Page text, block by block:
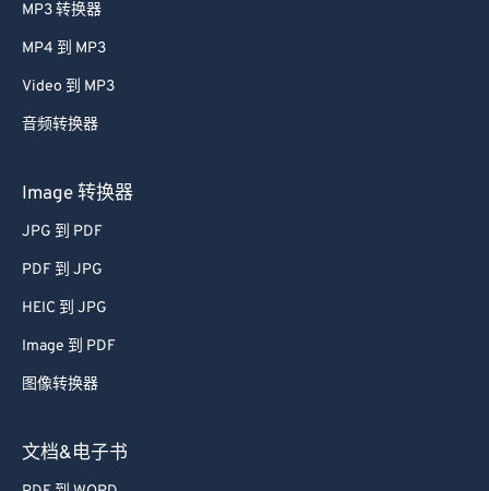
MP3 转换器
MP4 到 MP3
Video 到 MP3
音频转换器
Image 转换器
JPG 到 PDF
PDF 到 JPG
HEIC 到 JPG
Image 到 PDF
图像转换器
文档&电子书